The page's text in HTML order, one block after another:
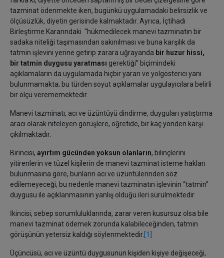
tazminat ödenmekte iken, bugünkü uygulamadaki belirsizlik ve
ölçüsüzlük, diyetin gerisinde kalmaktadır. Ayrıca, İçtihadı
Birleştirme Kararındaki “hükmedilecek manevi tazminatın bir
sadaka niteliği taşımasından sakınılması ve buna karşılık da
tatmin işlevini yerine getirip zarara uğrayanda bir huzur hissi,
bir tatmin duygusu yaratması gerektiği” biçimindeki
açıklamaların da uygulamada hiçbir yararı ve yolgösterici yanı
bulunmamakta; bu türden soyut açıklamalar uygulayıcılara belirli
bir ölçü verememektedir.
Manevi tazminatı, acı ve üzüntüyü dindirme, duyguları yatıştırma
aracı olarak niteleyen görüşlere, öğretide, bir kaç yönden karşı
çıkılmaktadır:
Birincisi, ayırtım gücünden yoksun olanların, bilinçlerini
yitirenlerin ve tüzel kişilerin de manevi tazminat isteme hakları
bulunmasına göre, bunların acı ve üzüntülerinden söz
edilemeyeceği, bu nedenle manevi tazminatın işlevinin “tatmin”
duygusu ile açıklanmasının yanlış olduğu ileri sürülmektedir.
İkincisi, sebep sorumluluklarında, zarar veren kusursuz olsa bile
manevi tazminat ödemek zorunda kalabileceğinden, tatmin
görüşünün yetersiz kaldığı söylenmektedir. [1]
Üçüncüsü, acı ve üzüntü duygusunun kişiden kişiye değişeceği,